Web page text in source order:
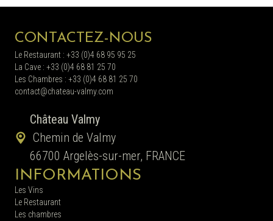
CONTACTEZ-NOUS
Le Restaurant : +33 (0)4 68 95 95 25
La Cave : +33 (0)4 68 81 25 70
Les Chambres : +33 (0)4 68 81 25 70
contact@chateau-valmy.com
Château Valmy
Chemin de Valmy
66700 Argelès-sur-mer, FRANCE
INFORMATIONS
Les Vins
Le Restaurant
Les chambres